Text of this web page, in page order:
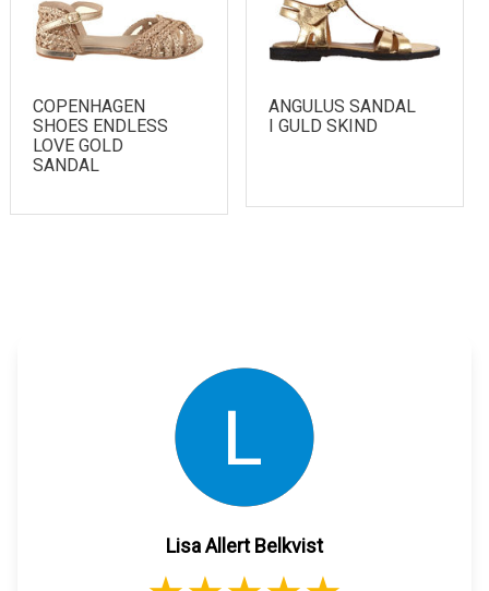
COPENHAGEN
SHOES ENDLESS
LOVE GOLD
SANDAL
ANGULUS SANDAL
I GULD SKIND
Lisa Allert Belkvist